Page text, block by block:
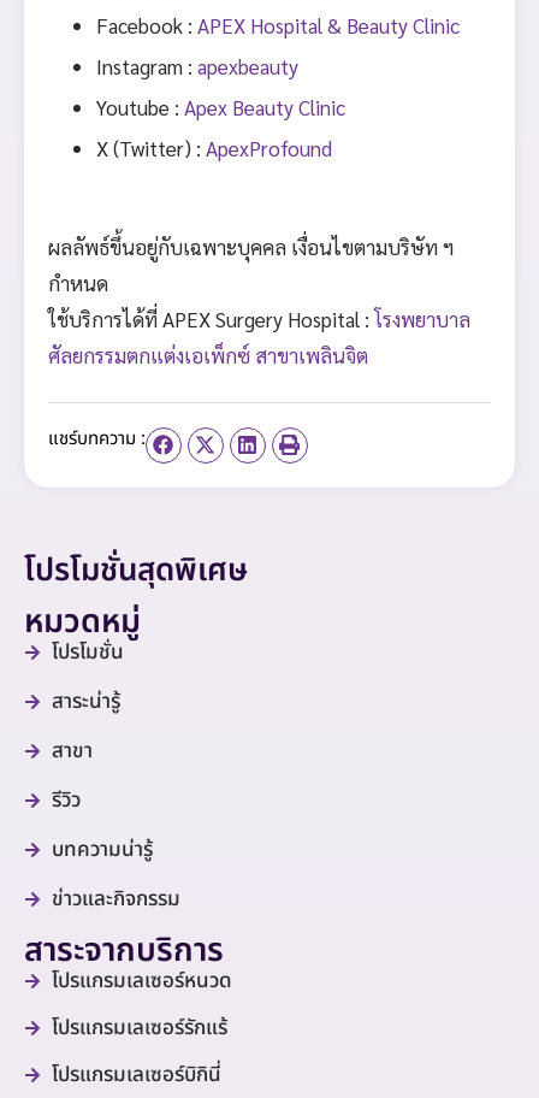
Facebook : APEX Hospital & Beauty Clinic
Instagram : apexbeauty
Youtube : Apex Beauty Clinic
X (Twitter) : ApexProfound
ผลลัพธ์ขึ้นอยู่กับเฉพาะบุคคล เงื่อนไขตามบริษัท ฯ
กำหนด
ใช้บริการได้ที่ APEX Surgery Hospital :โรงพยาบาล
ศัลยกรรมตกแต่งเอเพ็กซ์ สาขาเพลินจิต
แชร์บทความ :
โปรโมชั่นสุดพิเศษ
หมวดหมู่
โปรโมชั่น
สาระน่ารู้
สาขา
รีวิว
บทความน่ารู้
ข่าวและกิจกรรม
สาระจากบริการ
โปรแกรมเลเซอร์หนวด
โปรแกรมเลเซอร์รักแร้
โปรแกรมเลเซอร์บิกินี่